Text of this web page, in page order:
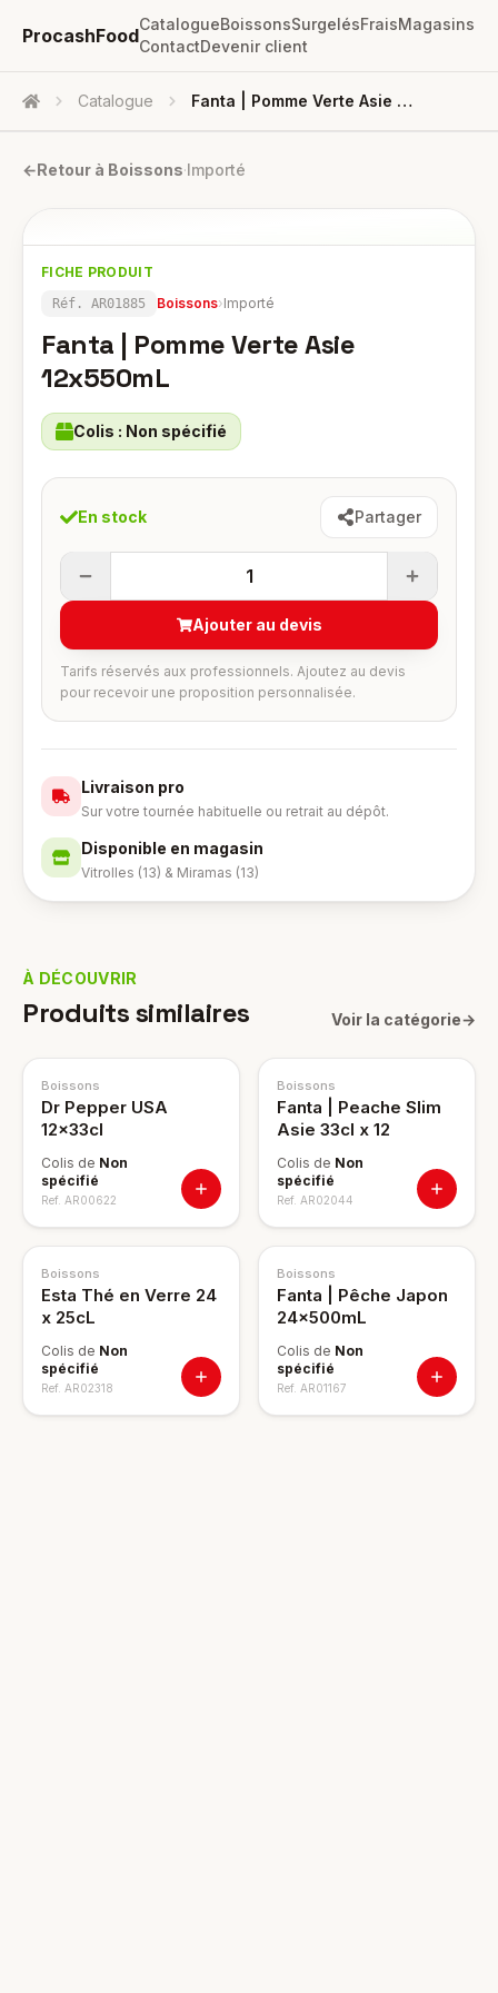
ProcashFood
CatalogueBoissonsSurgelésFraisMagasins
ContactDevenir client
Accueil Catalogue Fanta | Pomme Verte Asie 12x550mL
←Retour à Boissons·Importé
FICHE PRODUIT
Réf. AR01885 Boissons›Importé
Fanta | Pomme Verte Asie
12x550mL
Colis : Non spécifié
En stock Partager
1
Ajouter au devis
Tarifs réservés aux professionnels. Ajoutez au devis
pour recevoir une proposition personnalisée.
Livraison pro
Sur votre tournée habituelle ou retrait au dépôt.
Disponible en magasin
Vitrolles (13) & Miramas (13)
À DÉCOUVRIR
Produits similaires Voir la catégorie→
Boissons
Dr Pepper USA
12x33cl
Colis de Non
spécifié
Ref. AR00622
Boissons
Fanta | Peache Slim
Asie 33cl x 12
Colis de Non
spécifié
Ref. AR02044
Boissons
Esta Thé en Verre 24
x 25cL
Colis de Non
spécifié
Ref. AR02318
Boissons
Fanta | Pêche Japon
24x500mL
Colis de Non
spécifié
Ref. AR01167